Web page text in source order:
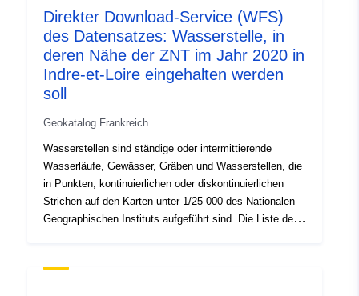
Unbehandelte Zonen (ZNT)
Direkter Download-Service (WFS)
des Datensatzes: Wasserstelle, in
deren Nähe der ZNT im Jahr 2020 in
Indre-et-Loire eingehalten werden
soll
Geokatalog Frankreich
Wasserstellen sind ständige oder intermittierende
Wasserläufe, Gewässer, Gräben und Wasserstellen, die
in Punkten, kontinuierlichen oder diskontinuierlichen
Strichen auf den Karten unter 1/25 000 des Nationalen
Geographischen Instituts aufgeführt sind. Die Liste der
Präfekturverordnung festgelegt werden, um den